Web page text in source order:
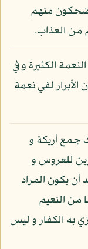
منهم
من العذاب.
الكثيرة و في
الأبرار لفي نعمة
جمع أريكة و
للعروس و
يكون المراد
من النعيم
به الكفار و ليس